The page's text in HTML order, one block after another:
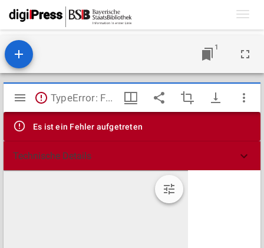
1
Mirador
Viewer
TypeError: Failed to fetch
Es ist ein Fehler aufgetreten
Technische Details